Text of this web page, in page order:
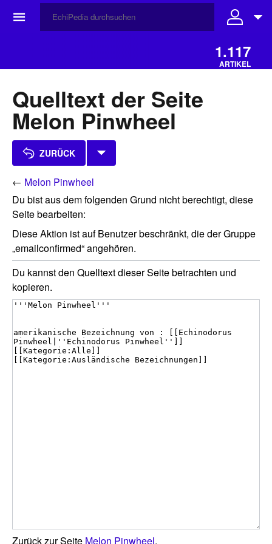
☰
1.117
ARTIKEL
Quelltext der Seite
Melon Pinwheel
ZURÜCK
← Melon Pinwheel
Du bist aus dem folgenden Grund nicht berechtigt, diese
Seite bearbeiten:
Diese Aktion ist auf Benutzer beschränkt, die der Gruppe
„emailconfirmed“ angehören.
Du kannst den Quelltext dieser Seite betrachten und
kopieren.
Zurück zur Seite Melon Pinwheel.